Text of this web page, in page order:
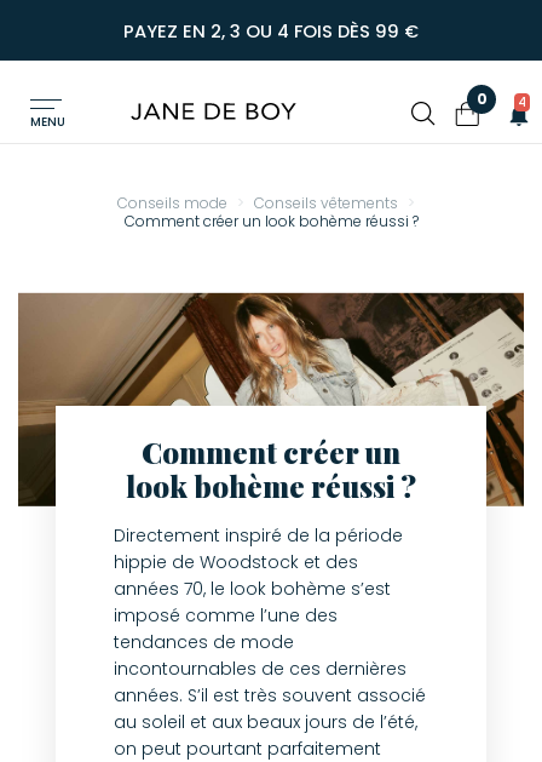
PAYEZ EN 2, 3 OU 4 FOIS DÈS 99 €
MENU
0 4
Conseils mode
Conseils vêtements
Comment créer un look bohème réussi ?
Comment créer un
look bohème réussi ?
Directement inspiré de la période
hippie de Woodstock et des
années 70, le look bohème s’est
imposé comme l’une des
tendances de mode
incontournables de ces dernières
années. S’il est très souvent associé
au soleil et aux beaux jours de l’été,
on peut pourtant parfaitement